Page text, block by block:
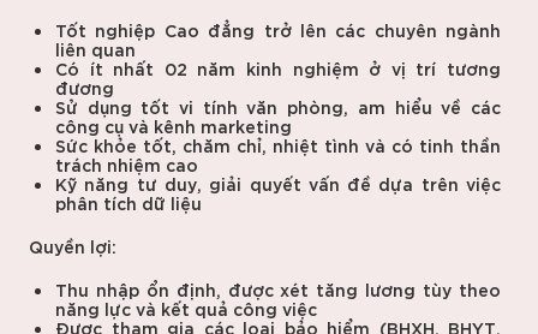
Tốt nghiệp Cao đẳng trở lên các chuyên ngành
liên quan
Có ít nhất 02 năm kinh nghiệm ở vị trí tương
đương
Sử dụng tốt vi tính văn phòng, am hiểu về các
công cụ và kênh marketing
Sức khỏe tốt, chăm chỉ, nhiệt tình và có tinh thần
trách nhiệm cao
Kỹ năng tư duy, giải quyết vấn đề dựa trên việc
phân tích dữ liệu
Quyền lợi:
Thu nhập ổn định, được xét tăng lương tùy theo
năng lực và kết quả công việc
Được tham gia các loại bảo hiểm (BHXH, BHYT,